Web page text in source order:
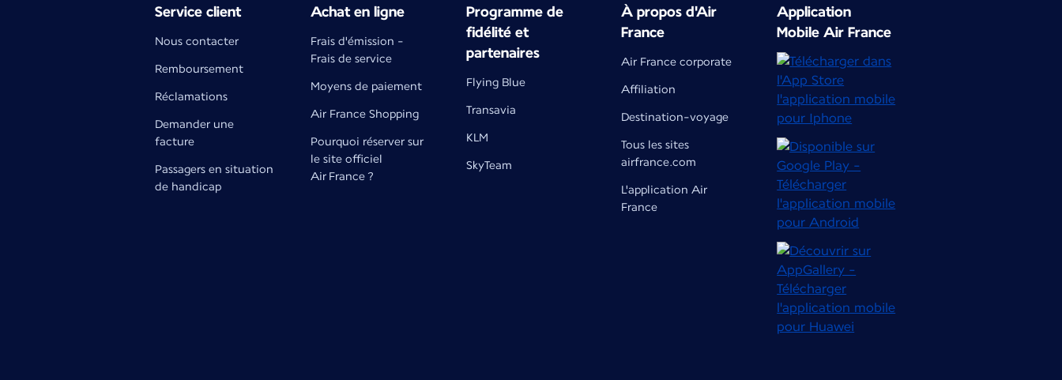
Service client
Nous contacter
Remboursement
Réclamations
Demander une
facture
Passagers en situation
de handicap
Achat en ligne
Frais d'émission -
Frais de service
Moyens de paiement
Air France Shopping
Pourquoi réserver sur
le site officiel
Air France ?
Programme de
fidélité et
partenaires
Flying Blue
Transavia
KLM
SkyTeam
À propos d'Air
France
Air France corporate
Affiliation
Destination-voyage
Tous les sites
airfrance.com
L'application Air
France
Application
Mobile Air France